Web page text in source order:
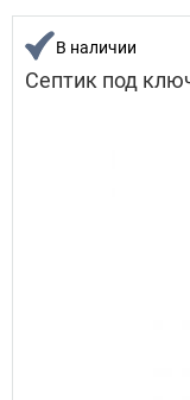
В наличии
Септик под